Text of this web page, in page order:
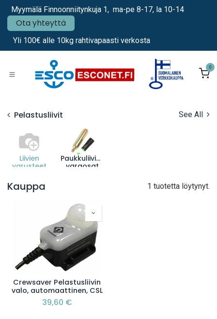
Siirry sisältöön
Myymälä Finnoonniitynkuja 1, ma-pe 8-17, la 10-14
Ota yhteyttä
Yli 100€ alle 10kg rahtivapaasti verkosta
0
Pelastusliivit See All
Liivien
varusteet
Paukkuliivien
varaosat
Kauppa 1 tuotetta löytynyt.
Crewsaver Pelastusliivin
valo, automaattinen, CSL
39,60 €